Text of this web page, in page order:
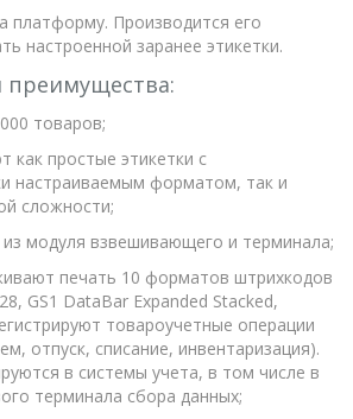
платформу. Производится его
настроенной заранее этикетки.
преимущества:
товаров;
как простые этикетки с
настраиваемым форматом, так и
сложности;
модуля взвешивающего и терминала;
печать 10 форматов штрихкодов
GS1 DataBar Expanded Stacked,
товароучетные операции
отпуск, списание, инвентаризация).
в системы учета, в том числе в
терминала сбора данных;